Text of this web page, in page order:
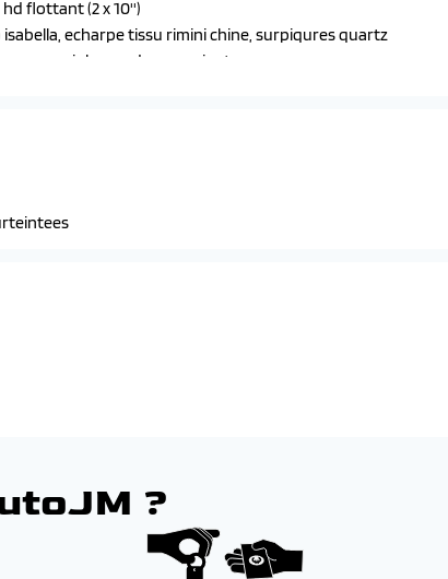
flottant (2 x 10'')
echarpe tissu rimini chine, surpiqures quartz
noir laque, decors gris stene
?